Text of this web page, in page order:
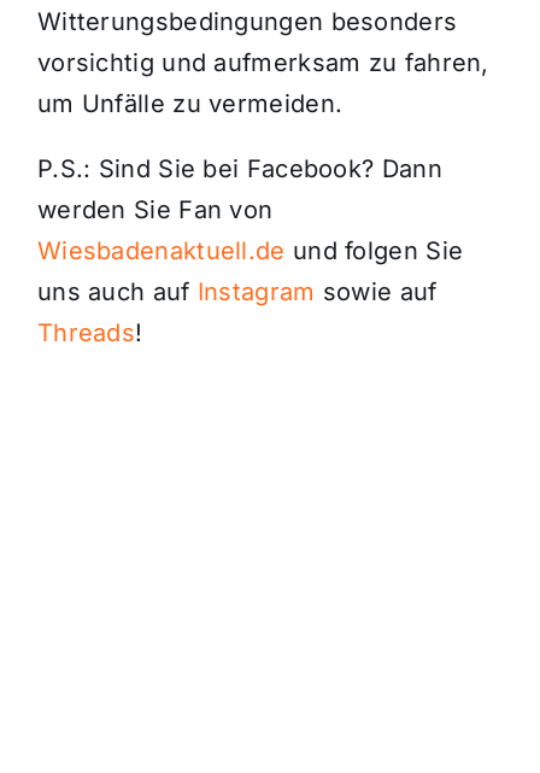
Witterungsbedingungen besonders
vorsichtig und aufmerksam zu fahren,
um Unfälle zu vermeiden.
P.S.: Sind Sie bei Facebook? Dann
werden Sie Fan von
Wiesbadenaktuell.de und folgen Sie
uns auch auf Instagram sowie auf
Threads!